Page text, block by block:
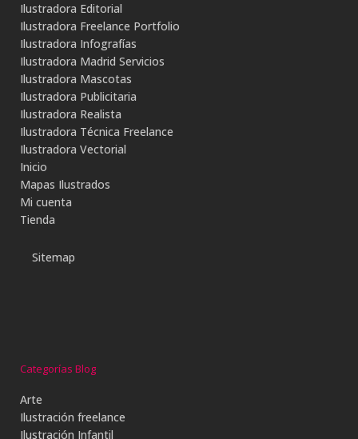
Ilustradora Editorial
Ilustradora Freelance Portfolio
Ilustradora Infografías
Ilustradora Madrid Servicios
Ilustradora Mascotas
Ilustradora Publicitaria
Ilustradora Realista
Ilustradora Técnica Freelance
Ilustradora Vectorial
Inicio
Mapas Ilustrados
Mi cuenta
Tienda
Sitemap
Categorías Blog
Arte
Ilustración freelance
Ilustración Infantil